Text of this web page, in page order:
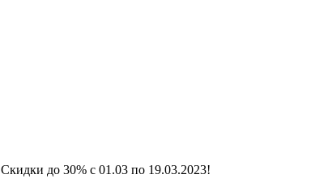
Скидки до 30% с 01.03 по 19.03.2023!